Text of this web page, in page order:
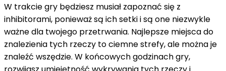
W trakcie gry będziesz musiał zapoznać się z
inhibitorami, ponieważ są ich setki i są one niezwykle
ważne dla twojego przetrwania. Najlepsze miejsca do
znalezienia tych rzeczy to ciemne strefy, ale można je
znaleźć wszędzie. W końcowych godzinach gry,